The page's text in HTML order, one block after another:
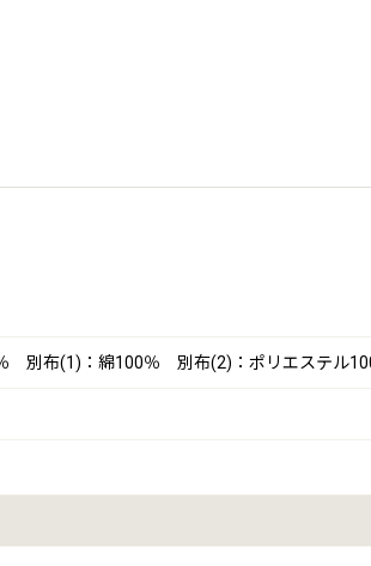
別布(1)：綿100％ 別布(2)：ポリエステル